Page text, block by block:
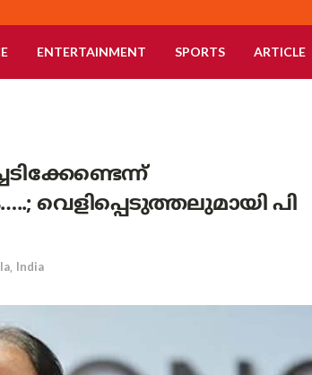
ENTERTAINMENT SPORTS ARTICLE
വെളിപ്പെടുത്തലുമായി പി
, India